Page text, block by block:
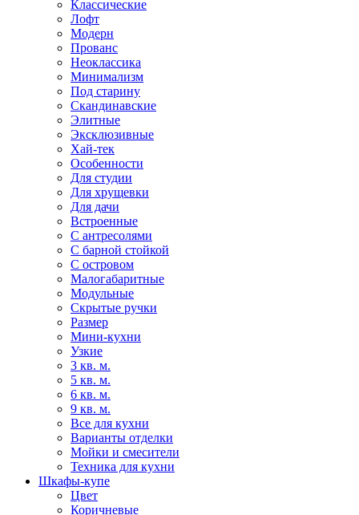
Классические
Лофт
Модерн
Прованс
Неоклассика
Минимализм
Под старину
Скандинавские
Элитные
Эксклюзивные
Хай-тек
Особенности
Для студии
Для хрущевки
Для дачи
Встроенные
С антресолями
С барной стойкой
С островом
Малогабаритные
Модульные
Скрытые ручки
Размер
Мини-кухни
Узкие
3 кв. м.
5 кв. м.
6 кв. м.
9 кв. м.
Все для кухни
Варианты отделки
Мойки и смесители
Техника для кухни
Шкафы-купе
Цвет
Коричневые